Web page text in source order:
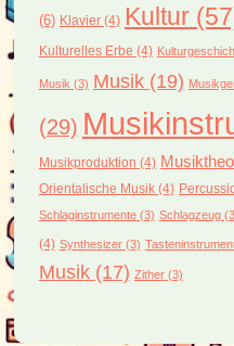
(6) Klavier(4) Kultur
Kulturelles Erbe (4)
Musik (3) Musik(19)
(29)
Musikproduktion (4)
Orientalische Musik(4)
Schlaginstrumente(3) Schlagzeug
(4) Synthesizer(3)
Musik(17) Zither(3)